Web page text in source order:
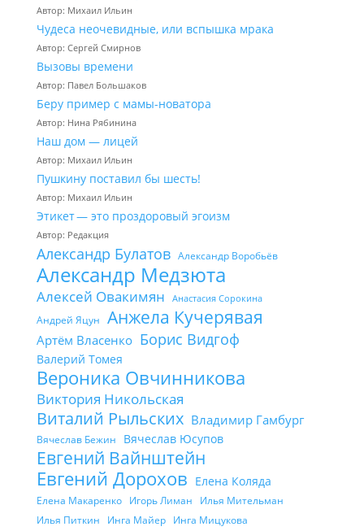
Автор: Михаил Ильин
Чудеса неочевидные, или вспышка мрака
Автор: Сергей Смирнов
Вызовы времени
Автор: Павел Большаков
Беру пример с мамы-новатора
Автор: Нина Рябинина
Наш дом — лицей
Автор: Михаил Ильин
Пушкину поставил бы шесть!
Автор: Михаил Ильин
Этикет — это проздоровый эгоизм
Автор: Редакция
Александр Булатов Александр Воробьёв
Александр Медзюта
Алексей Овакимян Анастасия Сорокина
Андрей Яцун Анжела Кучерявая
Артём Власенко Борис Видгоф
Валерий Томея
Вероника Овчинникова
Виктория Никольская
Виталий Рыльских Владимир Гамбург
Вячеслав Бежин Вячеслав Юсупов
Евгений Вайнштейн
Евгений Дорохов Елена Коляда
Елена Макаренко Игорь Лиман
Илья Мительман
Илья Питкин
Инга Майер Инга Мицукова